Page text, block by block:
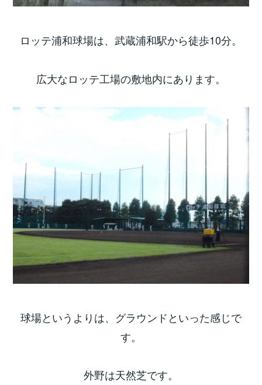
ロッテ浦和球場は、武蔵浦和駅から徒歩10分。
広大なロッテ工場の敷地内にあります。
球場というよりは、グラウンドといった感じで
す。
外野は天然芝です。